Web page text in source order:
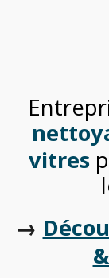
vitres
→